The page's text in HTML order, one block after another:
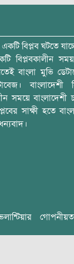
একটি বিপ্লব ঘটতে
বিপ্লবকালীন
বাংলা মুভি
বাংলাদেশী
সময়ে বাংলাদেশী
সাক্ষী হতে